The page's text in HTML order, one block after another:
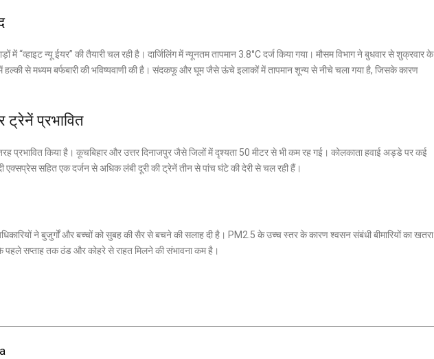
में “व्हाइट न्यू ईयर” की तैयारी चल रही है। दार्जिलिंग में न्यूनतम तापमान 3.8°C दर्ज किया गया। मौसम विभाग ने बुधवार से शुक्रवार के
हल्की से मध्यम बर्फबारी की भविष्यवाणी की है। संदकफू और घूम जैसे ऊंचे इलाकों में तापमान शून्य से नीचे चला गया है, जिसके कारण
प्रभावित
प्रभावित किया है। कूचबिहार और उत्तर दिनाजपुर जैसे जिलों में दृश्यता 50 मीटर से भी कम रह गई। कोलकाता हवाई अड्डे पर कई
एक्सप्रेस सहित एक दर्जन से अधिक लंबी दूरी की ट्रेनें तीन से पांच घंटे की देरी से चल रही हैं।
ने बुजुर्गों और बच्चों को सुबह की सैर से बचने की सलाह दी है। PM2.5 के उच्च स्तर के कारण श्वसन संबंधी बीमारियों का खतरा
पहले सप्ताह तक ठंड और कोहरे से राहत मिलने की संभावना कम है।